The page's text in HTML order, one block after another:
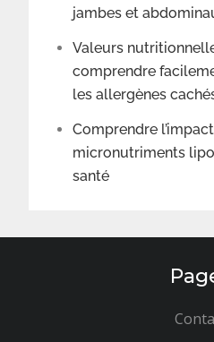
jambes et
Valeurs
comprendre
les allergènes
Comprendre
micronutriments
santé